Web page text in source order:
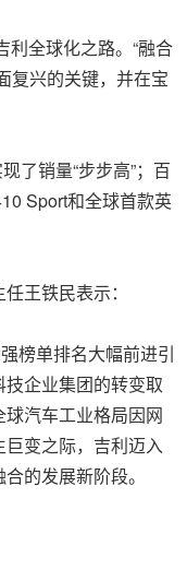
全球化之路。“融合
复兴的关键，并在宝
了销量“步步高”；百
Sport和全球首款英
王铁民表示：
榜单排名大幅前进引
企业集团的转变取
汽车工业格局因网
变之际，吉利迈入
的发展新阶段。